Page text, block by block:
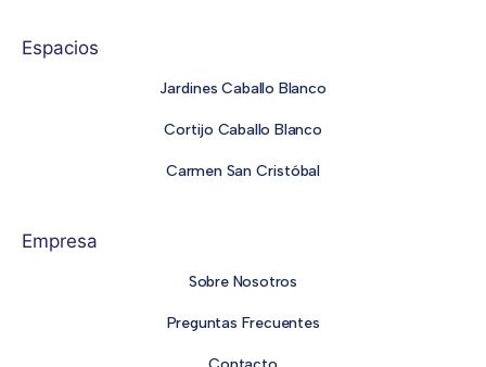
Espacios
Jardines Caballo Blanco
Cortijo Caballo Blanco
Carmen San Cristóbal
Empresa
Sobre Nosotros
Preguntas Frecuentes